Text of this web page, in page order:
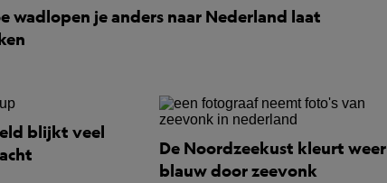
wadlopen je anders naar Nederland laat
blijkt veel
De Noordzeekust kleurt weer
blauw door zeevonk